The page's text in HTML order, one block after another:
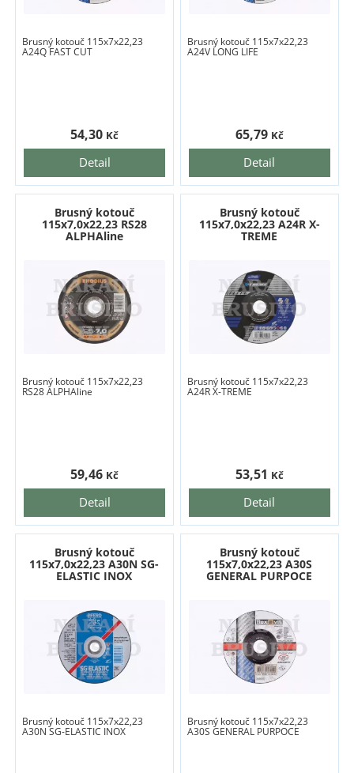
Brusný kotouč 115x7x22,23
A24Q FAST CUT
Detail
54,30 Kč
Brusný kotouč 115x7x22,23
A24V LONG LIFE
Detail
65,79 Kč
Brusný kotouč
115x7,0x22,23 RS28
ALPHAline
Brusný kotouč 115x7x22,23
RS28 ALPHAline
Detail
59,46 Kč
Brusný kotouč
115x7,0x22,23 A24R X-
TREME
Brusný kotouč 115x7x22,23
A24R X-TREME
Detail
53,51 Kč
Brusný kotouč
115x7,0x22,23 A30N SG-
ELASTIC INOX
Brusný kotouč 115x7x22,23
A30N SG-ELASTIC INOX
Brusný kotouč
115x7,0x22,23 A30S
GENERAL PURPOCE
Brusný kotouč 115x7x22,23
A30S GENERAL PURPOCE